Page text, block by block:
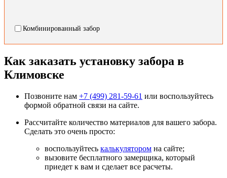
Комбинированный забор
Как заказать установку забора в
Климовске
Позвоните нам +7 (499) 281-59-61 или воспользуйтесь
формой обратной связи на сайте.
Рассчитайте количество материалов для вашего забора.
Сделать это очень просто:
воспользуйтесь калькулятором на сайте;
вызовите бесплатного замерщика, который
приедет к вам и сделает все расчеты.